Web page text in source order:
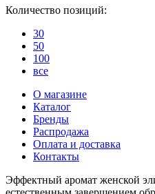
Количество позиций:
30
50
100
все
О магазине
Каталог
Бренды
Распродажа
Оплата и доставка
Контакты
Эффектный аромат женской